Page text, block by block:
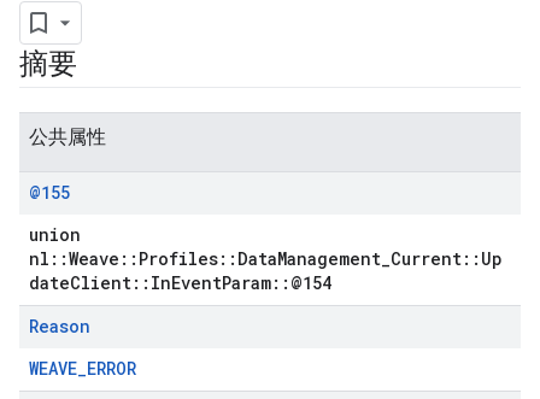
摘要
公共属性
@155
union
nl::Weave::Profiles::DataManagement_Current::Up
dateClient::InEventParam::@154
Reason
WEAVE_ERROR